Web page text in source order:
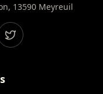
13590 Meyreuil